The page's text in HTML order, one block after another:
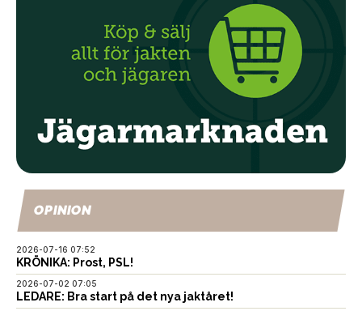
OPINION
2026-07-16 07:52
KRÖNIKA: Prost, PSL!
2026-07-02 07:05
LEDARE: Bra start på det nya jaktåret!